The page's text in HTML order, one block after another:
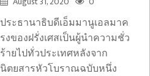
ประธานาธิบดีเอ็มมานูเอลมาค
รงของฝรั่งเศสเป็นผู้นำความชั่ว
ร้ายไปทั่วประเทศหลังจาก
นิตยสารหัวโบราณฉบับหนึ่ง